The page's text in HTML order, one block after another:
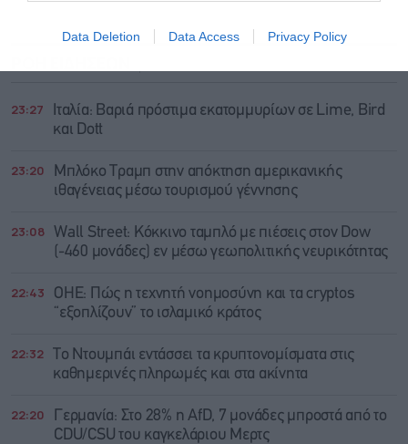
Data Deletion Data Access Privacy Policy
23:27
Ιταλία: Βαριά πρόστιμα εκατομμυρίων σε Lime, Bird
και Dott
23:20
Μπλόκο Τραμπ στην απόκτηση αμερικανικής
ιθαγένειας μέσω τουρισμού γέννησης
23:08
Wall Street: Κόκκινο ταμπλό με πιέσεις στον Dow
(-460 μονάδες) εν μέσω γεωπολιτικής νευρικότητας
22:43
ΟΗΕ: Πώς η τεχνητή νοημοσύνη και τα cryptos
“εξοπλίζουν” το ισλαμικό κράτος
22:32
Το Ντουμπάι εντάσσει τα κρυπτονομίσματα στις
καθημερινές πληρωμές και στα ακίνητα
22:20
Γερμανία: Στο 28% η AfD, 7 μονάδες μπροστά από το
CDU/CSU του καγκελάριου Μερτς